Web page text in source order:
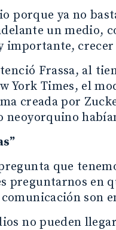
porque ya no
un medio,
crecer
Frassa, al
York Times, el
creada por
neoyorquino
que
preguntarnos en
son
no pueden